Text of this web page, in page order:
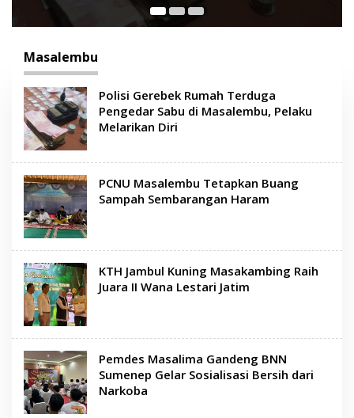
Masalembu
Polisi Gerebek Rumah Terduga
Pengedar Sabu di Masalembu, Pelaku
Melarikan Diri
PCNU Masalembu Tetapkan Buang
Sampah Sembarangan Haram
KTH Jambul Kuning Masakambing Raih
Juara II Wana Lestari Jatim
Pemdes Masalima Gandeng BNN
Sumenep Gelar Sosialisasi Bersih dari
Narkoba